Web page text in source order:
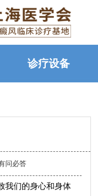
诊疗设备
问必答
们的身心和身体